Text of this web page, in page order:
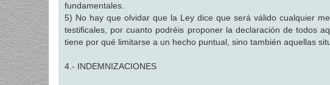
fundamentales.
5) No hay que olvidar que la Ley dice que será válido cualquier
testificales, por cuanto podréis proponer la declaración de todos
tiene por qué limitarse a un hecho puntual, sino también aquellas
4.- INDEMNIZACIONES